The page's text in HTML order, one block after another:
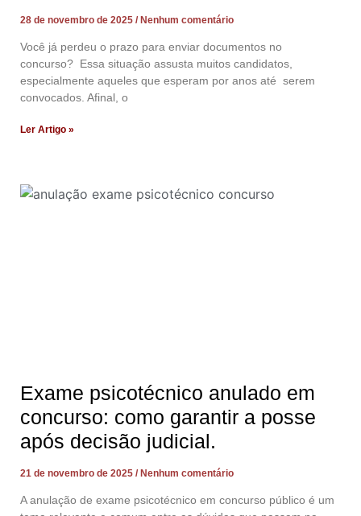
28 de novembro de 2025 Nenhum comentário
Você já perdeu o prazo para enviar documentos no
concurso? Essa situação assusta muitos candidatos,
especialmente aqueles que esperam por anos até serem
convocados. Afinal, o
Ler Artigo »
Exame psicotécnico anulado em
concurso: como garantir a posse
após decisão judicial.
21 de novembro de 2025 Nenhum comentário
A anulação de exame psicotécnico em concurso público é um